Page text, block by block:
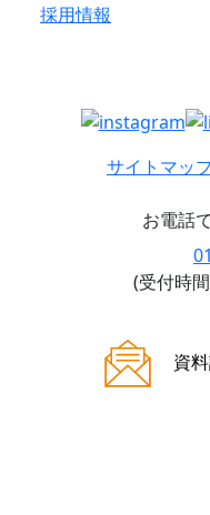
採用情報
サイトマッ
お電話
(受付時
資